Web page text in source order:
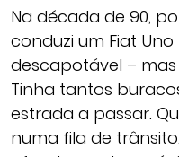
Na década de 90,
conduzi um Fiat
descapotável –
Tinha tantos
estrada a passar.
numa fila de